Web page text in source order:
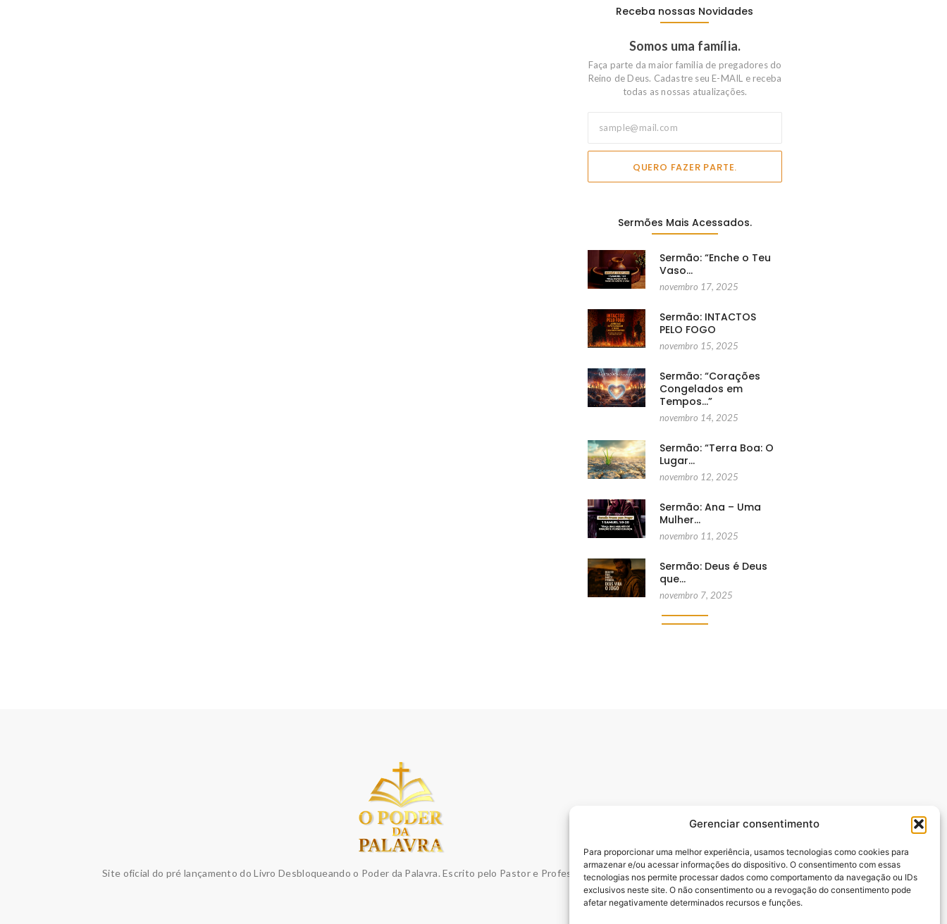
Gerenciar consentimento
Para proporcionar uma melhor experiência, usamos tecnologias como cookies para
armazenar e/ou acessar informações do dispositivo. O consentimento com essas
tecnologias nos permite processar dados como comportamento da navegação ou IDs
exclusivos neste site. O não consentimento ou a revogação do consentimento pode
afetar negativamente determinados recursos e funções.
Receba nossas Novidades
Somos uma família.
Faça parte da maior familia de pregadores do
Reino de Deus. Cadastre seu E-MAIL e receba
todas as nossas atualizações.
QUERO FAZER PARTE.
Sermões Mais Acessados.
Sermão: “Enche o Teu
Vaso…
novembro 17, 2025
Sermão: INTACTOS
PELO FOGO
novembro 15, 2025
Sermão: “Corações
Congelados em
Tempos…”
novembro 14, 2025
Sermão: “Terra Boa: O
Lugar…
novembro 12, 2025
Sermão: Ana – Uma
Mulher…
novembro 11, 2025
Sermão: Deus é Deus
que…
novembro 7, 2025
Site oficial do pré lançamento do Livro Desbloqueando o Poder da Palavra. Escrito pelo Pastor e Professor Sydnei Emanuel Batista,.